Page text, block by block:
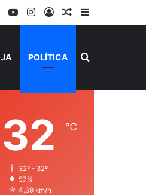
YouTubeInstagram
AccesoPublicación al
Barra lateral
POLÍTICA Buscar por
32 ℃
32º - 32º
57%
4.69 km/h